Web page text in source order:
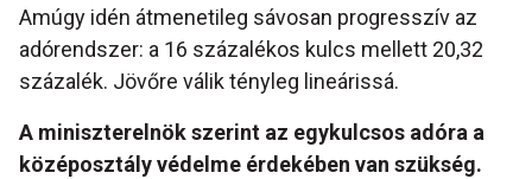
Amúgy idén átmenetileg sávosan progresszív az
adórendszer: a 16 százalékos kulcs mellett 20,32
százalék. Jövőre válik tényleg lineárissá.
A miniszterelnök szerint az egykulcsos adóra a
középosztály védelme érdekében van szükség.